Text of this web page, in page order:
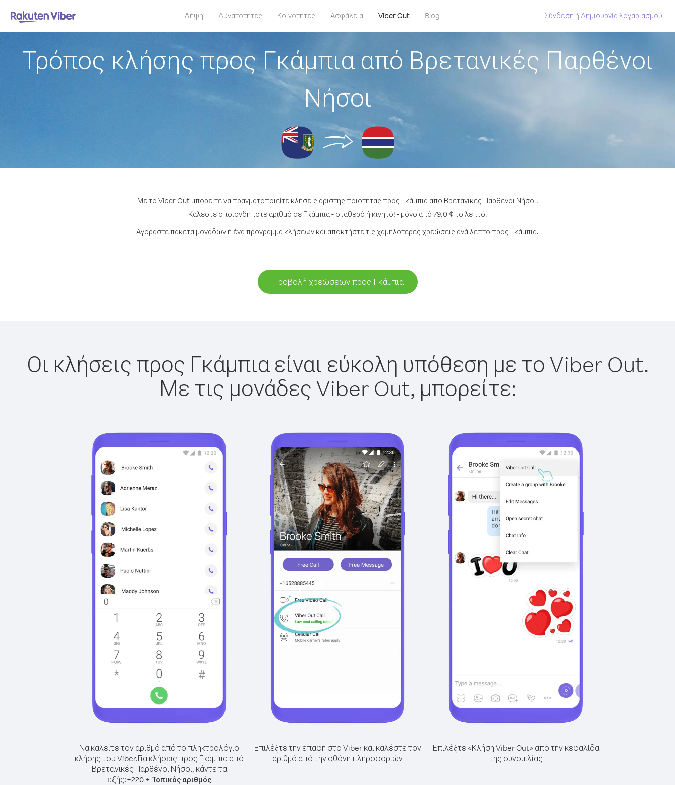
Λήψη Δυνατότητες Κοινότητες Ασφάλεια Viber Out Blog Σύνδεση ή Δημιουργία λογαριασμού
Τρόπος κλήσης προς Γκάμπια από Βρετανικές Παρθένοι
Νήσοι
Με το Viber Out μπορείτε να πραγματοποιείτε κλήσεις άριστης ποιότητας προς Γκάμπια από Βρετανικές Παρθένοι Νήσοι.
Καλέστε οποιονδήποτε αριθμό σε Γκάμπια - σταθερό ή κινητό! - μόνο από 79.0 ¢ το λεπτό.
Αγοράστε πακέτα μονάδων ή ένα πρόγραμμα κλήσεων και αποκτήστε τις χαμηλότερες χρεώσεις ανά λεπτό προς Γκάμπια.
Προβολή χρεώσεων προς Γκάμπια
Οι κλήσεις προς Γκάμπια είναι εύκολη υπόθεση με το Viber Out.
Με τις μονάδες Viber Out, μπορείτε:
Να καλείτε τον αριθμό από το πληκτρολόγιο
κλήσης του Viber.Για κλήσεις προς Γκάμπια από
Βρετανικές Παρθένοι Νήσοι, κάντε τα
εξής:+220+ Τοπικός αριθμός
Επιλέξτε την επαφή στο Viber και καλέστε τον
αριθμό από την οθόνη πληροφοριών
Επιλέξτε «Κλήση Viber Out» από την κεφαλίδα
της συνομιλίας